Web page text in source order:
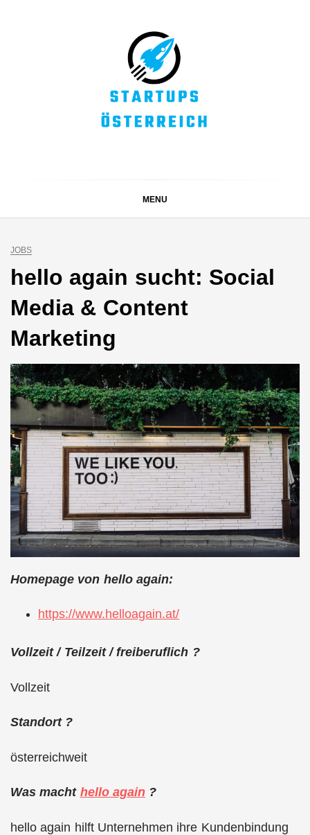
MENU
JOBS
hello again sucht: Social
Media & Content
Marketing
Homepage von hello again:
https://www.helloagain.at/
Vollzeit / Teilzeit / freiberuflich ?
Vollzeit
Standort ?
österreichweit
Was macht hello again?
hello again hilft Unternehmen ihre Kundenbindung